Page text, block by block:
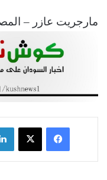
مارجريت عازر –
فيسبوك ‫X